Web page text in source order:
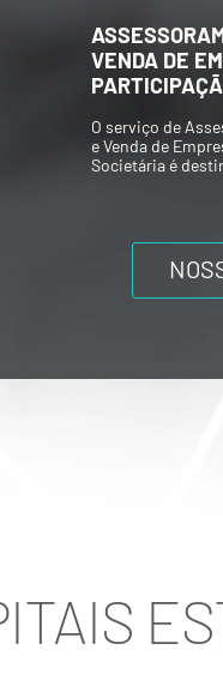
AVALIAÇÃO
FINANCEIRA
Elaboração de
e/ou venda de
ou mesmo